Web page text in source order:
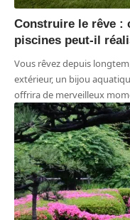
Construire le rêve :
piscines peut-il
Vous rêvez depuis
extérieur, un bijou
offrira de merveilleux